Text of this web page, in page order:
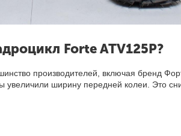
Forte ATV125P?
производителей, включая бренд
ширину передней колеи. Это